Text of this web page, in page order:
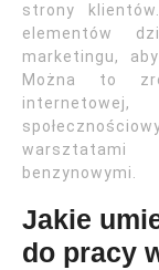
strony
elementów
marketingu,
Można to
warsztatami
benzynowymi.
Jakie
do pracy